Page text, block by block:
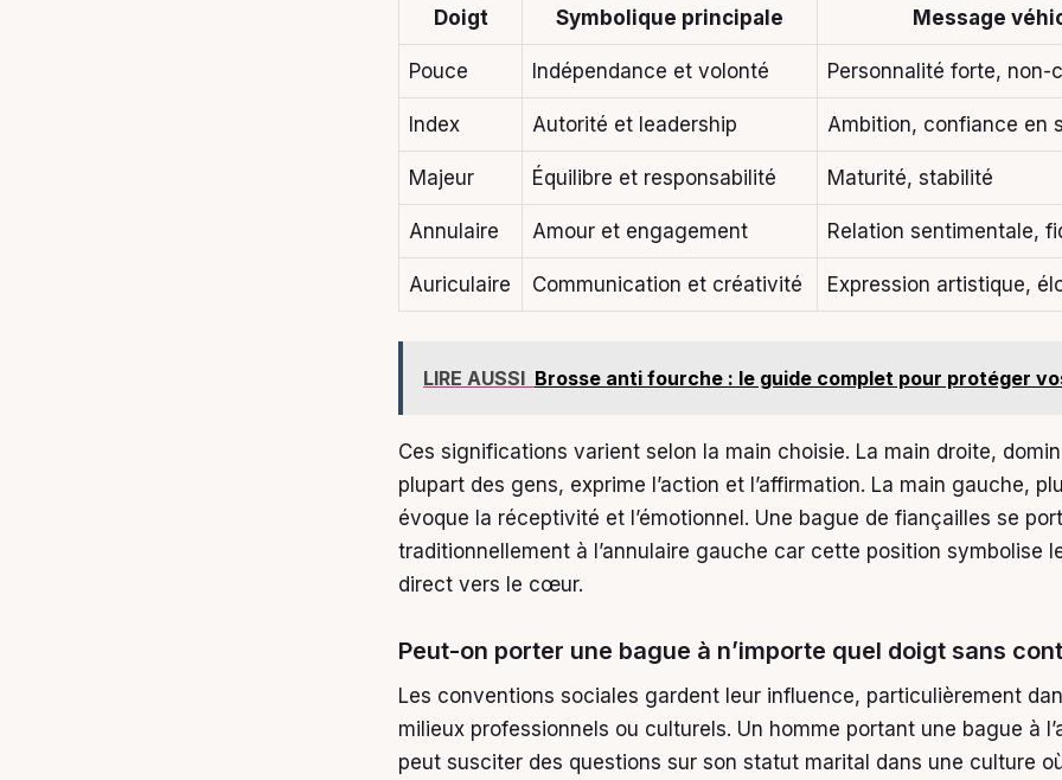
Doigt Symbolique principale Message
Pouce Indépendance et volonté Personnalité forte, non-
Index Autorité et leadership Ambition, confiance en
Majeur Équilibre et responsabilité Maturité, stabilité
Annulaire Amour et engagement Relation sentimentale,
Auriculaire Communication et créativité Expression artistique,
LIRE AUSSI Brosse anti fourche : le guide complet pour protéger
Ces significations varient selon la main choisie. La main droite,
plupart des gens, exprime l’action et l’affirmation. La main gauche,
évoque la réceptivité et l’émotionnel. Une bague de fiançailles se
traditionnellement à l’annulaire gauche car cette position symbolise
direct vers le cœur.
Peut-on porter une bague à n’importe quel doigt sans
Les conventions sociales gardent leur influence, particulièrement
milieux professionnels ou culturels. Un homme portant une bague à
peut susciter des questions sur son statut marital dans une culture